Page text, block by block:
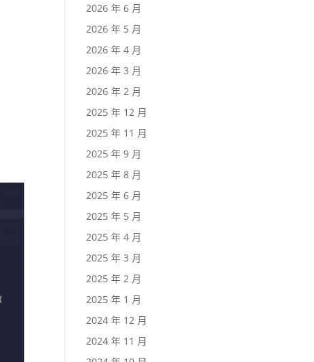
2026 年 6 月
2026 年 5 月
2026 年 4 月
2026 年 3 月
2026 年 2 月
2025 年 12 月
2025 年 11 月
2025 年 9 月
2025 年 8 月
2025 年 6 月
2025 年 5 月
2025 年 4 月
2025 年 3 月
2025 年 2 月
2025 年 1 月
2024 年 12 月
2024 年 11 月